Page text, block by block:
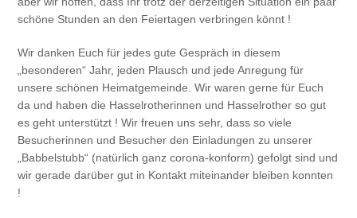
schöne Stunden an den Feiertagen verbringen könnt !
Wir danken Euch für jedes gute Gespräch in diesem
„besonderen“ Jahr, jeden Plausch und jede Anregung für
unsere schönen Heimatgemeinde. Wir waren gerne für Euch
da und haben die Hasselrotherinnen und Hasselrother so gut
es geht unterstützt ! Wir freuen uns sehr, dass so viele
Besucherinnen und Besucher den Einladungen zu unserer
„Babbelstubb“ (natürlich ganz corona-konform) gefolgt sind und
wir gerade darüber gut in Kontakt miteinander bleiben konnten
!